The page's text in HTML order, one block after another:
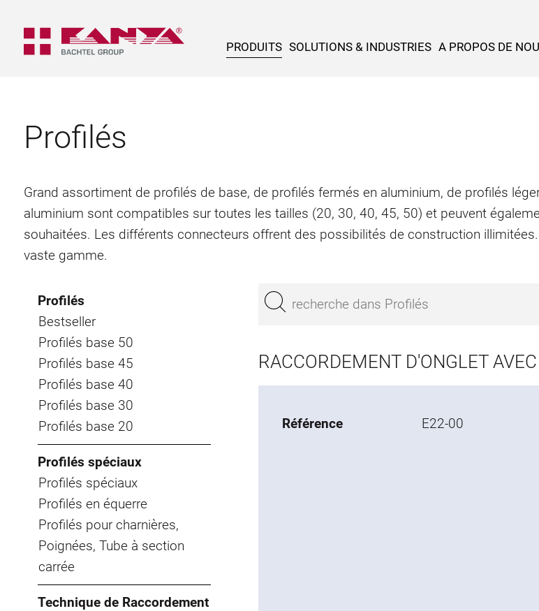
PRODUITS SOLUTIONS & INDUSTRIES A PROPOS DE
Profilés
Grand assortiment de profilés de base, de profilés fermés en aluminium, de profilés
aluminium sont compatibles sur toutes les tailles (20, 30, 40, 45, 50) et peuvent
souhaitées. Les différents connecteurs offrent des possibilités de construction
vaste gamme.
Profilés
Bestseller
Profilés base 50
Profilés base 45
Profilés base 40
Profilés base 30
Profilés base 20
Profilés spéciaux
Profilés spéciaux
Profilés en équerre
Profilés pour charnières,
Poignées, Tube à section
carrée
Technique de Raccordement
RACCORDEMENT D'ONGLET
Référence E22-00